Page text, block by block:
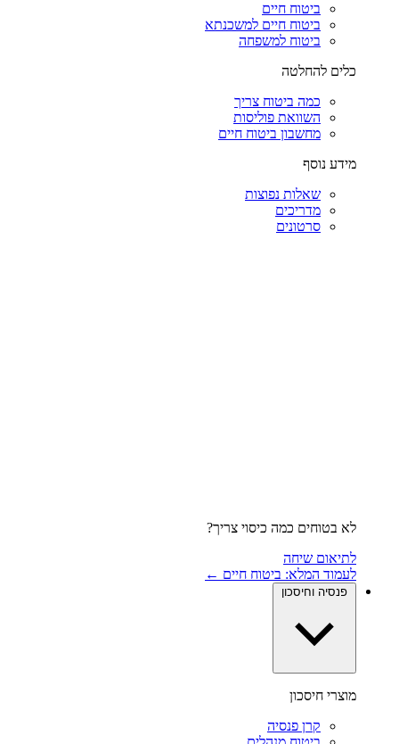
ביטוח חיים
ביטוח חיים למשכנתא
ביטוח למשפחה
כלים להחלטה
כמה ביטוח צריך
השוואת פוליסות
מחשבון ביטוח חיים
מידע נוסף
שאלות נפוצות
מדריכים
סרטונים
לא בטוחים כמה כיסוי צריך?
לתיאום שיחה
לעמוד המלא: ביטוח חיים ←
פנסיה וחיסכון
מוצרי חיסכון
קרן פנסיה